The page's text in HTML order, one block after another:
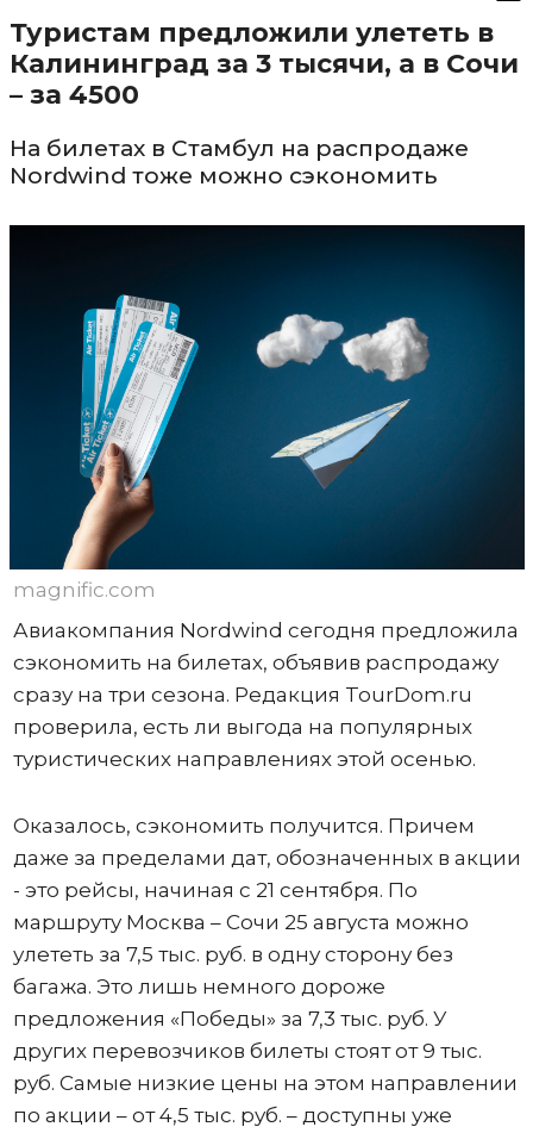
Туристам предложили улететь в
Калининград за 3 тысячи, а в Сочи
– за 4500
На билетах в Стамбул на распродаже
Nordwind тоже можно сэкономить
magnific.com
Авиакомпания Nordwind сегодня предложила
сэкономить на билетах, объявив распродажу
сразу на три сезона. Редакция TourDom.ru
проверила, есть ли выгода на популярных
туристических направлениях этой осенью.
Оказалось, сэкономить получится. Причем
даже за пределами дат, обозначенных в акции
- это рейсы, начиная с 21 сентября. По
маршруту Москва – Сочи 25 августа можно
улететь за 7,5 тыс. руб. в одну сторону без
багажа. Это лишь немного дороже
предложения «Победы» за 7,3 тыс. руб. У
других перевозчиков билеты стоят от 9 тыс.
руб. Самые низкие цены на этом направлении
по акции – от 4,5 тыс. руб. – доступны уже